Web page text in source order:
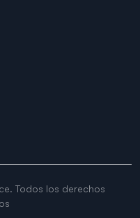
Todos los derechos